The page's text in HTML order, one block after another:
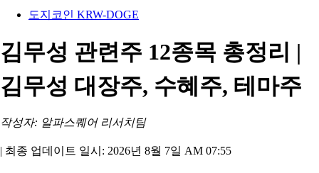
도지코인 KRW-DOGE
김무성 관련주 12종목 총정리 |
김무성 대장주, 수혜주, 테마주
작성자: 알파스퀘어 리서치팀
| 최종 업데이트 일시: 2026년 8월 7일 AM 07:55